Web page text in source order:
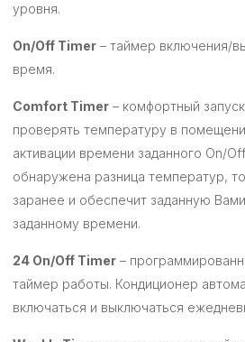
уровня.
On/Off Timer – таймер включения/
время.
Comfort Timer – комфортный
проверять температуру в
активации времени заданного On/
обнаружена разница температур,
заранее и обеспечит заданную
заданному времени.
24 On/Off Timer –
таймер работы. Кондиционер
включаться и выключаться